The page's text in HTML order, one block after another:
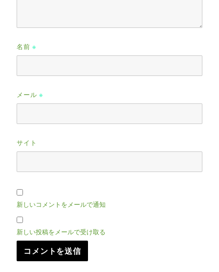
名前※
メール※
サイト
新しいコメントをメールで通知
新しい投稿をメールで受け取る